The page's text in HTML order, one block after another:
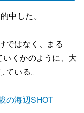
中した。
ではなく、まる
いくかのように、大
いる。
の海辺SHOT